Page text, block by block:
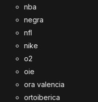
nba
negra
nfl
nike
o2
oie
ora valencia
ortoiberica